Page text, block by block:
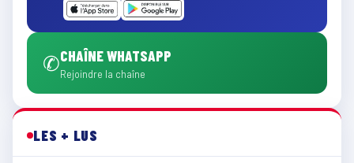
✆CHAÎNE WHATSAPP
Rejoindre la chaîne
LES + LUS